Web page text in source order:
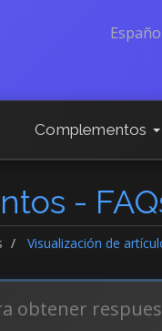
Complementos
-
Visualización de